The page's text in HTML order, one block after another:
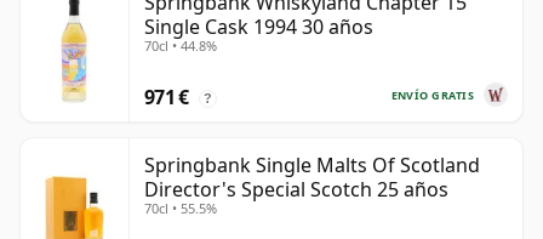
Single Cask 1994 30 años
70cl • 44.8%
ENVÍO GRATIS
971 € ?
Springbank Single Malts Of Scotland
Director's Special Scotch 25 años
70cl • 55.5%